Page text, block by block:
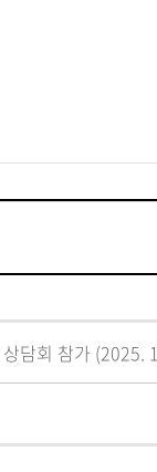
담회 참가 (2025.